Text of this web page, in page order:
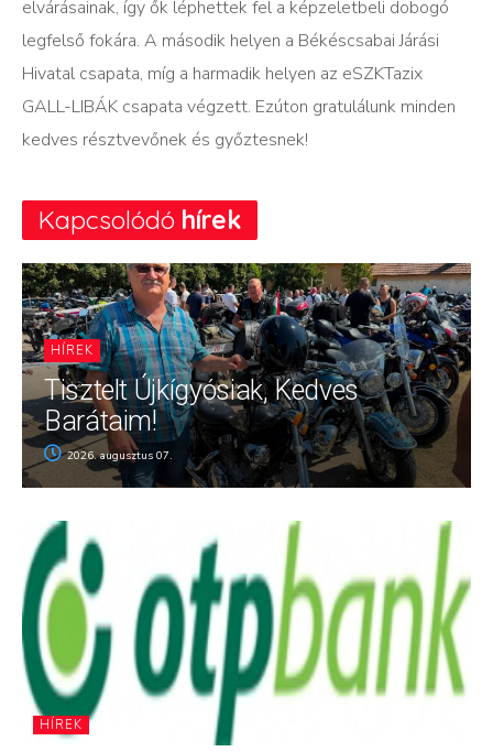
elvárásainak, így ők léphettek fel a képzeletbeli dobogó
legfelső fokára. A második helyen a Békéscsabai Járási
Hivatal csapata, míg a harmadik helyen az eSZKTazix
GALL-LIBÁK csapata végzett. Ezúton gratulálunk minden
kedves résztvevőnek és győztesnek!
Kapcsolódó hírek
HÍREK
Tisztelt Újkígyósiak, Kedves
Barátaim!
2026. augusztus 07.
HÍREK